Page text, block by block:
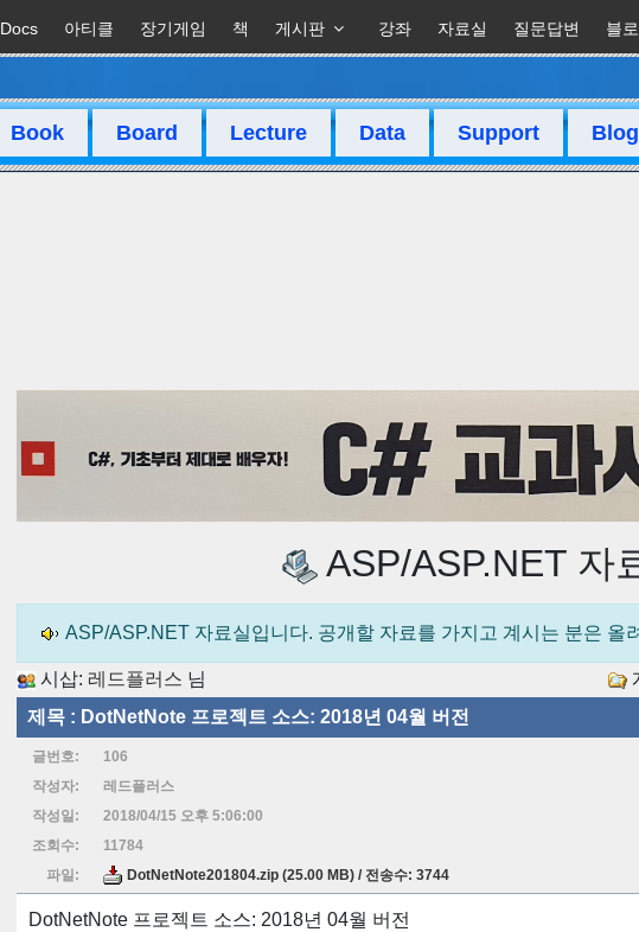
Docs 아티클 장기게임 책 게시판 강좌 자료실 질문답변 블
Book Board Lecture Data Support Blog
ASP/ASP.NET 자
ASP/ASP.NET 자료실입니다. 공개할 자료를 가지고 계시는 분은 올
시삽: 레드플러스 님
제목 : DotNetNote 프로젝트 소스: 2018년 04월 버전
글번호:
106
작성자:
레드플러스
작성일:
2018/04/15 오후 5:06:00
조회수:
11784
파일:
DotNetNote201804.zip (25.00 MB) / 전송수: 3744
DotNetNote 프로젝트 소스: 2018년 04월 버전